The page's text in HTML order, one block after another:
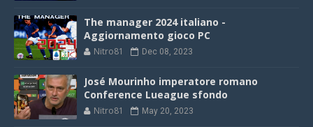
The manager 2024 italiano -
Aggiornamento gioco PC
Nitro81 Dec 08, 2023
José Mourinho imperatore romano
Conference Lueague sfondo
Nitro81 May 20, 2023